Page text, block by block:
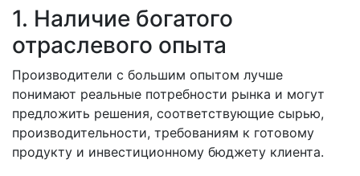
1. Наличие богатого
отраслевого опыта
Производители с большим опытом лучше
понимают реальные потребности рынка и могут
предложить решения, соответствующие сырью,
производительности, требованиям к готовому
продукту и инвестиционному бюджету клиента.